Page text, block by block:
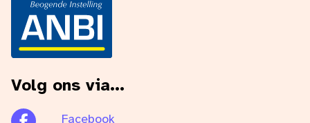
Volg ons via...
Facebook